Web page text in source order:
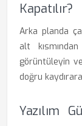
Kapatılır?
Arka planda
alt
görüntüleyin
doğru
Yazılım